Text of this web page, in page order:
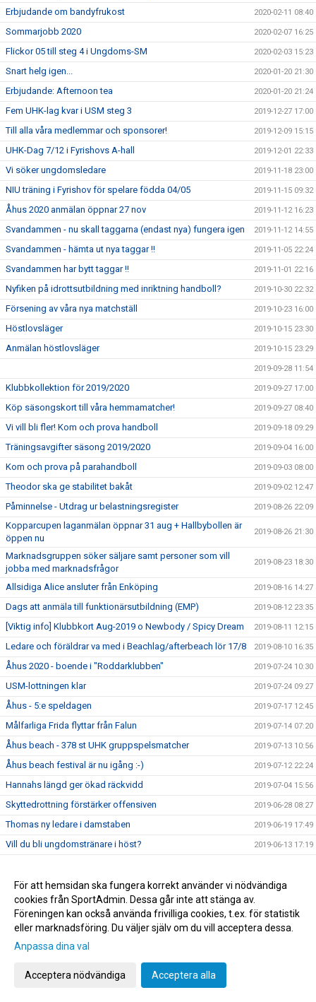
Erbjudande om bandyfrukost 2020-02-11 08:40
Sommarjobb 2020 2020-02-07 16:25
Flickor 05 till steg 4 i Ungdoms-SM 2020-02-03 15:23
Snart helg igen... 2020-01-20 21:30
Erbjudande: Afternoon tea 2020-01-20 21:24
Fem UHK-lag kvar i USM steg 3 2019-12-27 17:00
Till alla våra medlemmar och sponsorer! 2019-12-09 15:15
UHK-Dag 7/12 i Fyrishovs A-hall 2019-12-01 22:33
Vi söker ungdomsledare 2019-11-18 23:00
NIU träning i Fyrishov för spelare födda 04/05 2019-11-15 09:32
Åhus 2020 anmälan öppnar 27 nov 2019-11-12 16:23
Svandammen - nu skall taggarna (endast nya) fungera igen 2019-11-12 14:55
Svandammen - hämta ut nya taggar !! 2019-11-05 22:24
Svandammen har bytt taggar !! 2019-11-01 22:16
Nyfiken på idrottsutbildning med inriktning handboll? 2019-10-30 22:32
Försening av våra nya matchställ 2019-10-23 16:00
Höstlovsläger 2019-10-15 23:30
Anmälan höstlovsläger 2019-10-15 23:29
2019-09-28 11:54
Klubbkollektion för 2019/2020 2019-09-27 17:00
Köp säsongskort till våra hemmamatcher! 2019-09-27 08:40
Vi vill bli fler! Kom och prova handboll 2019-09-18 09:29
Träningsavgifter säsong 2019/2020 2019-09-04 16:00
Kom och prova på parahandboll 2019-09-03 08:00
Theodor ska ge stabilitet bakåt 2019-09-02 12:47
Påminnelse - Utdrag ur belastningsregister 2019-08-26 22:09
Kopparcupen laganmälan öppnar 31 aug + Hallbybollen är
öppen nu
2019-08-26 21:30
Marknadsgruppen söker säljare samt personer som vill
jobba med marknadsfrågor
2019-08-23 18:30
Allsidiga Alice ansluter från Enköping 2019-08-16 14:27
Dags att anmäla till funktionärsutbildning (EMP) 2019-08-12 23:35
[Viktig info] Klubbkort Aug-2019 o Newbody / Spicy Dream 2019-08-11 12:15
Ledare och föräldrar va med i Beachlag/afterbeach lör 17/8 2019-08-10 16:35
Åhus 2020 - boende i "Roddarklubben" 2019-07-24 10:30
USM-lottningen klar 2019-07-24 09:27
Åhus - 5:e speldagen 2019-07-17 12:45
Målfarliga Frida flyttar från Falun 2019-07-14 07:20
Åhus beach - 378 st UHK gruppspelsmatcher 2019-07-13 10:56
Åhus beach festival är nu igång :-) 2019-07-12 22:24
Hannahs längd ger ökad räckvidd 2019-07-04 15:56
Skyttedrottning förstärker offensiven 2019-06-28 08:27
Thomas ny ledare i damstaben 2019-06-19 17:49
Vill du bli ungdomstränare i höst? 2019-06-13 17:19
Vänsterhänta Alice ansluter 2019-05-31 17:02
UHK Årsmöte tisdagen 28 maj 18:00 2019-05-22 15:19
Nu är beachplanen klar att användas 2019-05-20 22:09
Erica första nyförvärvet
UHK Beach träningstider på Graneberg och Campus
Grattis Marcus, U17
För att hemsidan ska fungera korrekt använder vi nödvändiga
cookies från SportAdmin. Dessa går inte att stänga av.
Föreningen kan också använda frivilliga cookies, t.ex. för statistik
eller marknadsföring. Du väljer själv om du vill acceptera dessa.
Anpassa dina val
Acceptera nödvändiga Acceptera alla